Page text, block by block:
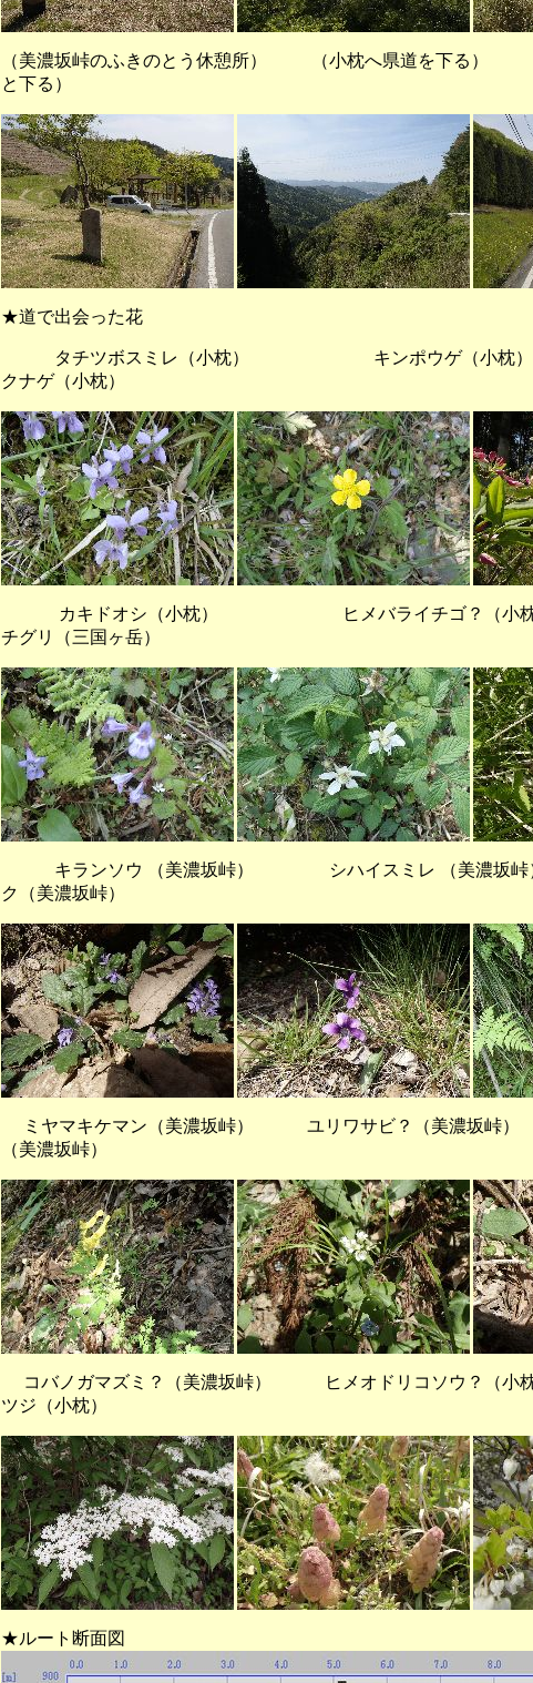
（美濃坂峠のふきのとう休憩所） （小枕へ県道を下
と下る）
★道で出会った花
タチツボスミレ（小枕） キンポウゲ
クナゲ（小枕）
カキドオシ（小枕） ヒメバライチゴ？（
チグリ（三国ヶ岳）
キランソウ （美濃坂峠） シハイスミレ （美濃坂峠
ク（美濃坂峠）
ミヤマキケマン（美濃坂峠） ユリワサビ？（美濃坂
（美濃坂峠）
コバノガマズミ？（美濃坂峠） ヒメオドリコソウ？
ツジ（小枕）
★ルート断面図